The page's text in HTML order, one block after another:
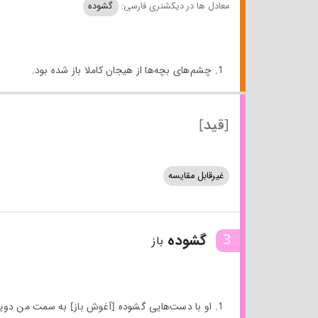
معادل ها در دیکشنری فارسی: گشوده
1. چشم‌های بچه‌ها از هیجان کاملا باز شده بود.
[قید]
غیرقابل مقایسه
3 گشوده باز
1. او با دست‌هایی گشوده [آغوش باز] به سمت من دوید.